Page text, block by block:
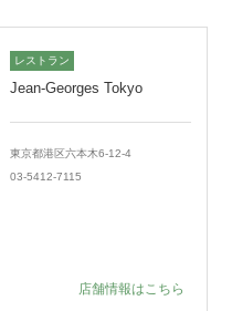
レストラン
Jean-Georges Tokyo
東京都港区六本木6-12-4
03-5412-7115
店舗情報はこちら